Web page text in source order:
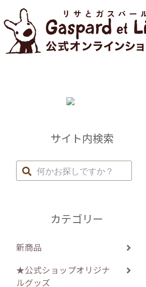
サイト内検索
カテゴリー
新商品
★公式ショップオリジナ
ルグッズ